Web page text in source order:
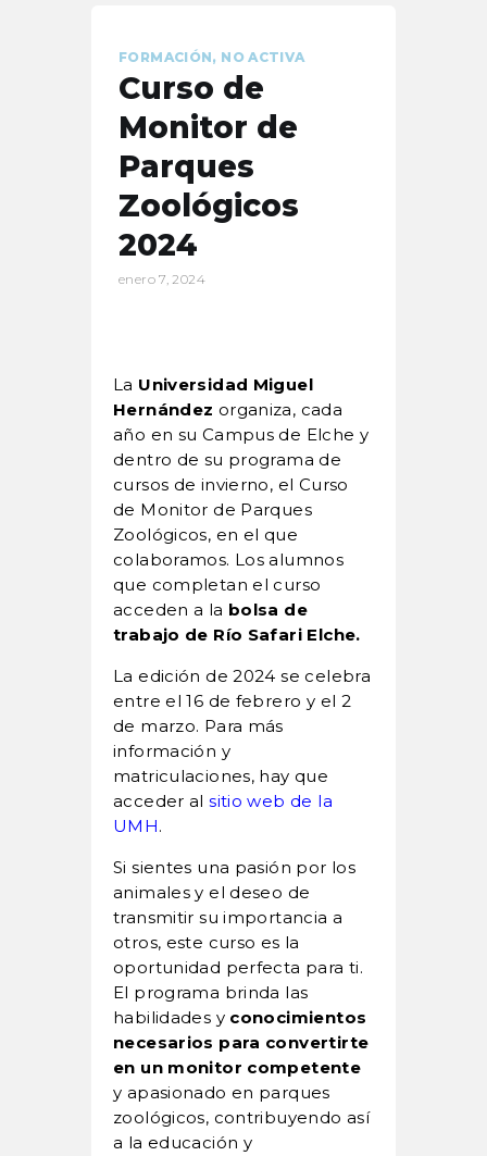
FORMACIÓN, NO ACTIVA
Curso de
Monitor de
Parques
Zoológicos
2024
enero 7, 2024
La Universidad Miguel
Hernández organiza, cada
año en su Campus de Elche y
dentro de su programa de
cursos de invierno, el Curso
de Monitor de Parques
Zoológicos, en el que
colaboramos. Los alumnos
que completan el curso
acceden a la bolsa de
trabajo de Río Safari Elche.
La edición de 2024 se celebra
entre el 16 de febrero y el 2
de marzo. Para más
información y
matriculaciones, hay que
acceder alsitio web de la
UMH.
Si sientes una pasión por los
animales y el deseo de
transmitir su importancia a
otros, este curso es la
oportunidad perfecta para ti.
El programa brinda las
habilidades yconocimientos
necesarios para convertirte
en un monitor competente
y apasionado en parques
zoológicos, contribuyendo así
a la educación y